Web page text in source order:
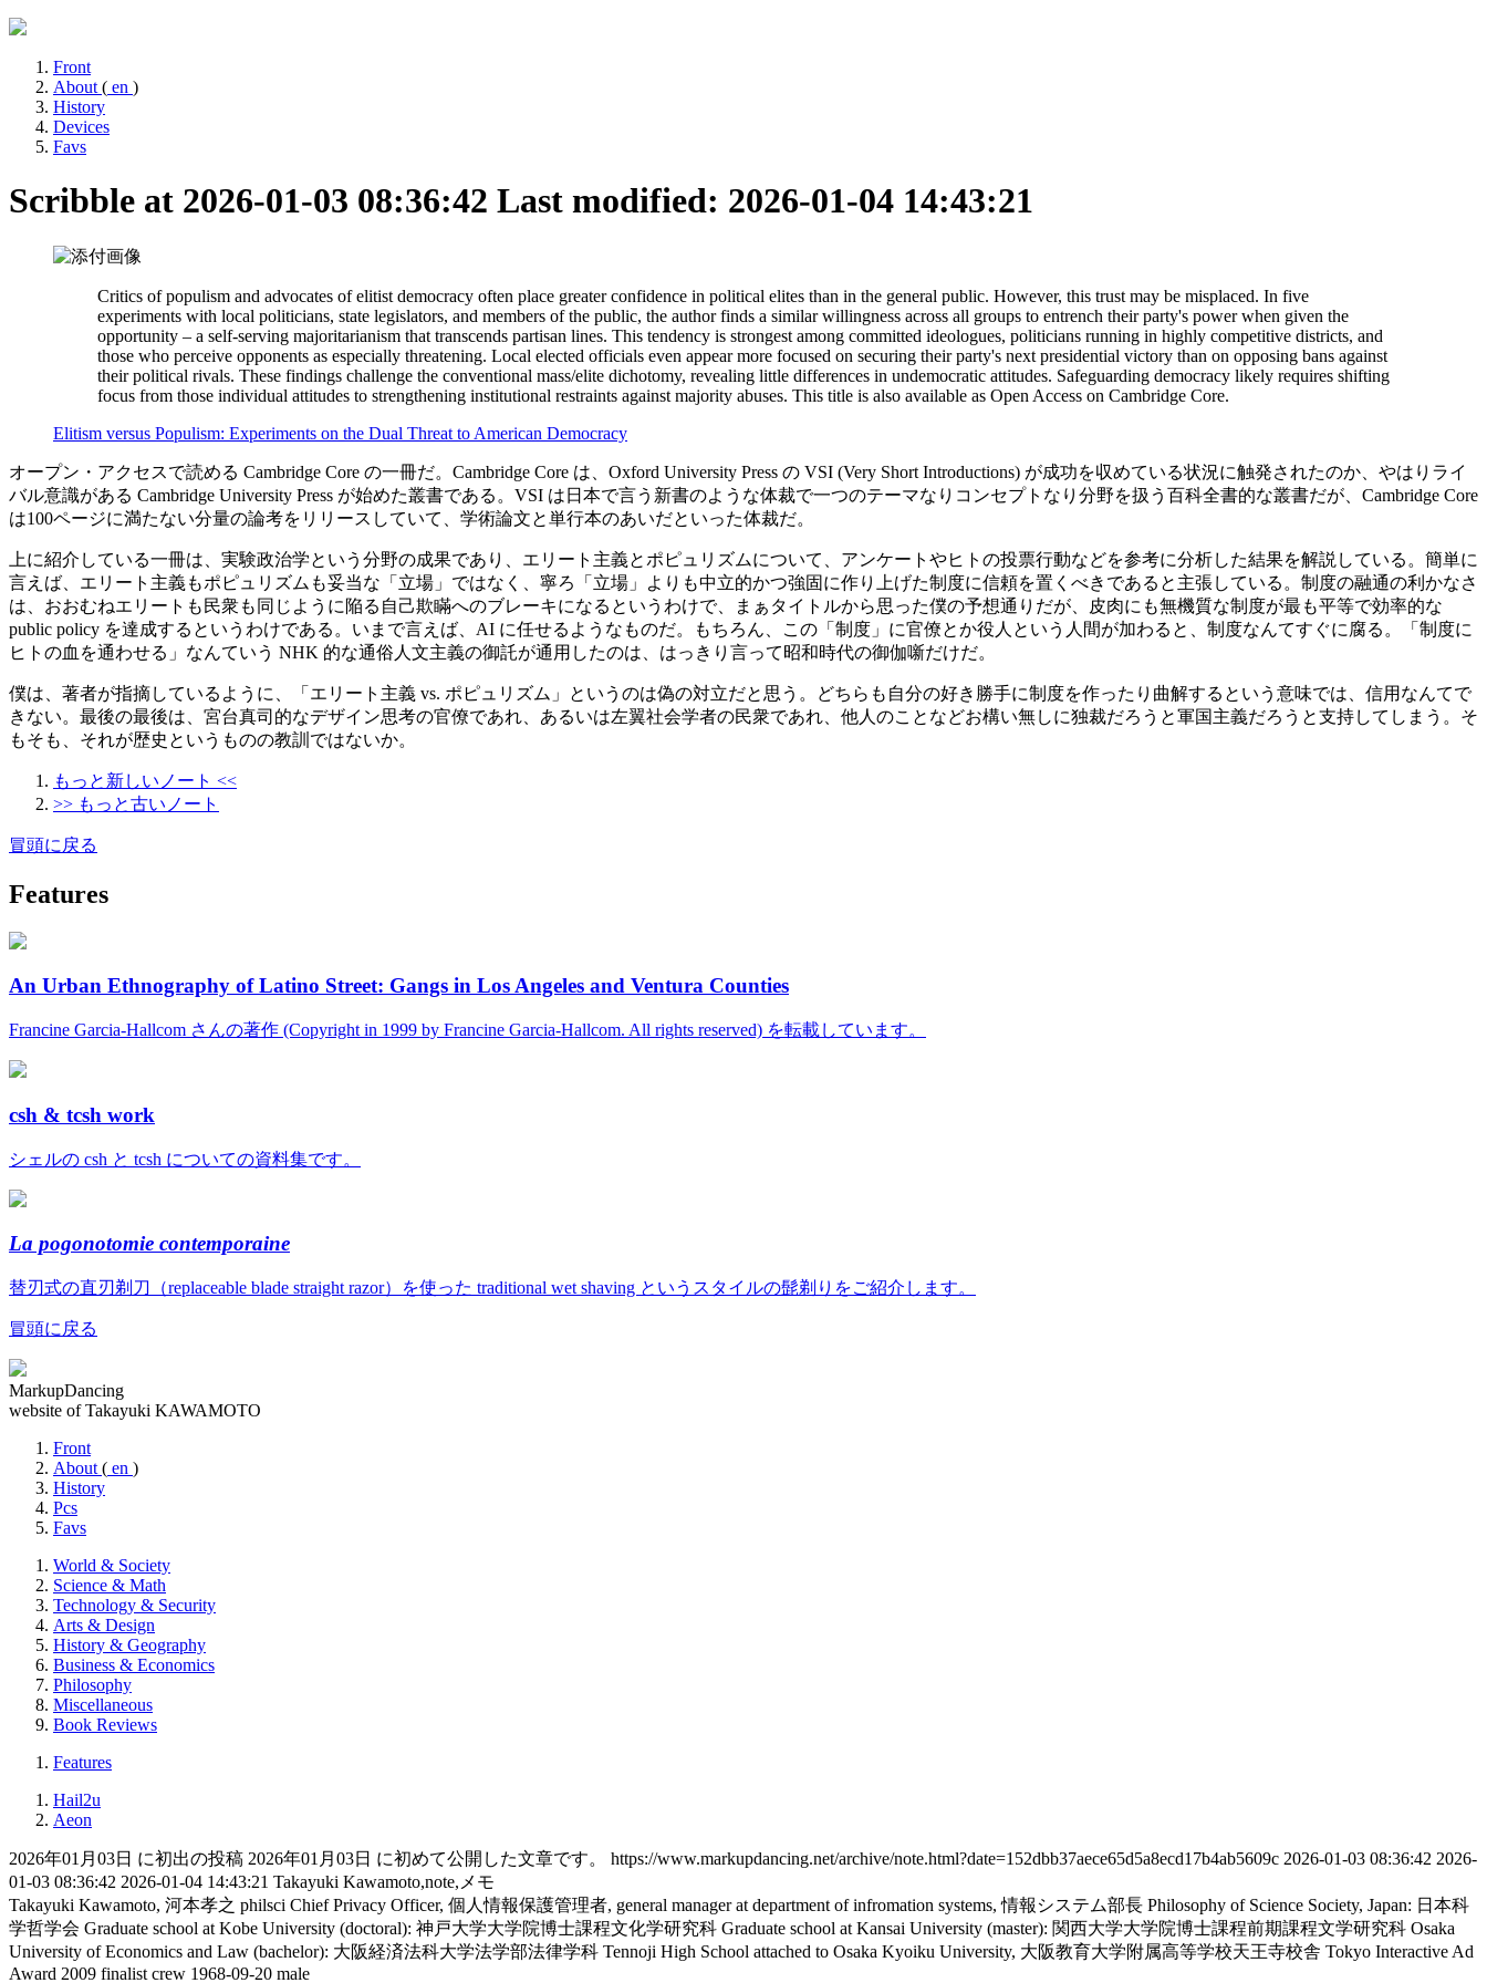
Front
About ( en )
History
Devices
Favs
Scribble at 2026-01-03 08:36:42 Last modified: 2026-01-04 14:43:21
Critics of populism and advocates of elitist democracy often place greater confidence in political elites than in the general public. However, this trust may be misplaced. In five
experiments with local politicians, state legislators, and members of the public, the author finds a similar willingness across all groups to entrench their party's power when given the
opportunity – a self-serving majoritarianism that transcends partisan lines. This tendency is strongest among committed ideologues, politicians running in highly competitive districts, and
those who perceive opponents as especially threatening. Local elected officials even appear more focused on securing their party's next presidential victory than on opposing bans against
their political rivals. These findings challenge the conventional mass/elite dichotomy, revealing little differences in undemocratic attitudes. Safeguarding democracy likely requires shifting
focus from those individual attitudes to strengthening institutional restraints against majority abuses. This title is also available as Open Access on Cambridge Core.
Elitism versus Populism: Experiments on the Dual Threat to American Democracy
オープン・アクセスで読める Cambridge Core の一冊だ。Cambridge Core は、Oxford University Press の VSI (Very Short Introductions) が成功を収めている状況に触発されたのか、やはりライ
バル意識がある Cambridge University Press が始めた叢書である。VSI は日本で言う新書のような体裁で一つのテーマなりコンセプトなり分野を扱う百科全書的な叢書だが、Cambridge Core
は100ページに満たない分量の論考をリリースしていて、学術論文と単行本のあいだといった体裁だ。
上に紹介している一冊は、実験政治学という分野の成果であり、エリート主義とポピュリズムについて、アンケートやヒトの投票行動などを参考に分析した結果を解説している。簡単に
言えば、エリート主義もポピュリズムも妥当な「立場」ではなく、寧ろ「立場」よりも中立的かつ強固に作り上げた制度に信頼を置くべきであると主張している。制度の融通の利かなさ
は、おおむねエリートも民衆も同じように陥る自己欺瞞へのブレーキになるというわけで、まぁタイトルから思った僕の予想通りだが、皮肉にも無機質な制度が最も平等で効率的な
public policy を達成するというわけである。いまで言えば、AI に任せるようなものだ。もちろん、この「制度」に官僚とか役人という人間が加わると、制度なんてすぐに腐る。「制度に
ヒトの血を通わせる」なんていう NHK 的な通俗人文主義の御託が通用したのは、はっきり言って昭和時代の御伽噺だけだ。
僕は、著者が指摘しているように、「エリート主義 vs. ポピュリズム」というのは偽の対立だと思う。どちらも自分の好き勝手に制度を作ったり曲解するという意味では、信用なんてで
きない。最後の最後は、宮台真司的なデザイン思考の官僚であれ、あるいは左翼社会学者の民衆であれ、他人のことなどお構い無しに独裁だろうと軍国主義だろうと支持してしまう。そ
もそも、それが歴史というものの教訓ではないか。
もっと新しいノート <<
>> もっと古いノート
冒頭に戻る
Features
An Urban Ethnography of Latino Street: Gangs in Los Angeles and Ventura Counties
Francine Garcia-Hallcom さんの著作 (Copyright in 1999 by Francine Garcia-Hallcom. All rights reserved) を転載しています。
csh & tcsh work
シェルの csh と tcsh についての資料集です。
La pogonotomie contemporaine
替刃式の直刃剃刀（replaceable blade straight razor）を使った traditional wet shaving というスタイルの髭剃りをご紹介します。
冒頭に戻る
MarkupDancing
website of Takayuki KAWAMOTO
Front
About ( en )
History
Pcs
Favs
World & Society
Science & Math
Technology & Security
Arts & Design
History & Geography
Business & Economics
Philosophy
Miscellaneous
Book Reviews
Features
Hail2u
Aeon
2026年01月03日 に初出の投稿 2026年01月03日 に初めて公開した文章です。 https://www.markupdancing.net/archive/note.html?date=152dbb37aece65d5a8ecd17b4ab5609c 2026-01-03 08:36:42 2026-
01-03 08:36:42 2026-01-04 14:43:21 Takayuki Kawamoto,note,メモ
Takayuki Kawamoto, 河本孝之 philsci Chief Privacy Officer, 個人情報保護管理者, general manager at department of infromation systems, 情報システム部長 Philosophy of Science Society, Japan: 日本科
学哲学会 Graduate school at Kobe University (doctoral): 神戸大学大学院博士課程文化学研究科 Graduate school at Kansai University (master): 関西大学大学院博士課程前期課程文学研究科 Osaka
University of Economics and Law (bachelor): 大阪経済法科大学法学部法律学科 Tennoji High School attached to Osaka Kyoiku University, 大阪教育大学附属高等学校天王寺校舎 Tokyo Interactive Ad
Award 2009 finalist crew 1968-09-20 male